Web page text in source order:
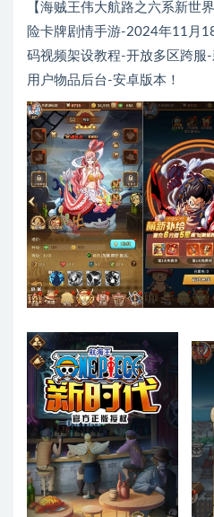
【海贼王伟大航路之六系新世
险卡牌剧情手游-2024年11月
码视频架设教程-开放多区跨服
用户物品后台-安卓版本！